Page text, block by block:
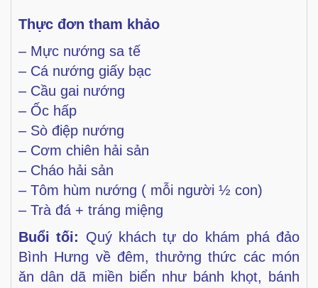
Thực đơn tham khảo
– Mực nướng sa tế
– Cá nướng giấy bạc
– Cầu gai nướng
– Ốc hấp
– Sò điệp nướng
– Cơm chiên hải sản
– Cháo hải sản
– Tôm hùm nướng ( mỗi người ½ con)
– Trà đá + tráng miệng
Buổi tối: Quý khách tự do khám phá đảo
Bình Hưng về đêm,thưởng thức các món
ăn dân dã miền biển như bánh khọt, bánh